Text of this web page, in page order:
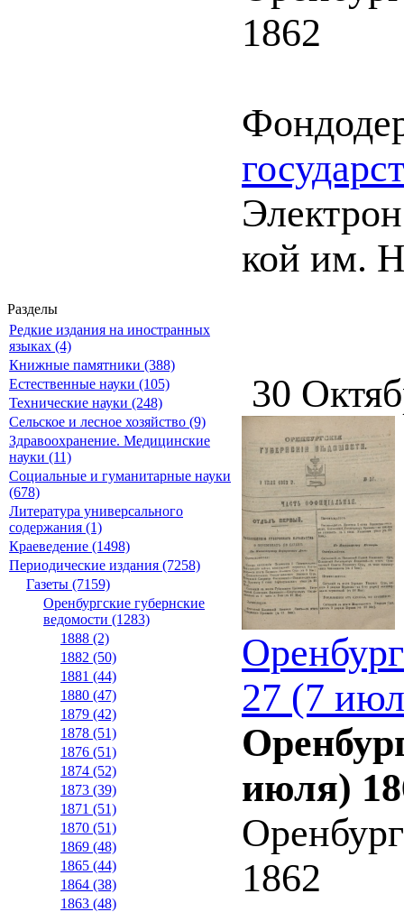
Разделы
Редкие издания на иностранных
языках (4)
Книжные памятники (388)
Естественные науки (105)
Технические науки (248)
Сельское и лесное хозяйство (9)
Здравоохранение. Медицинские
науки (11)
Социальные и гуманитарные науки
(678)
Литература универсального
содержания (1)
Краеведение (1498)
Периодические издания (7258)
Газеты (7159)
Оренбургские губернские
ведомости (1283)
1888 (2)
1882 (50)
1881 (44)
1880 (47)
1879 (42)
1878 (51)
1876 (51)
1874 (52)
1873 (39)
1871 (51)
1870 (51)
1869 (48)
1865 (44)
1864 (38)
1863 (48)
1862
кой им.
30
27 (7
июля)
1862